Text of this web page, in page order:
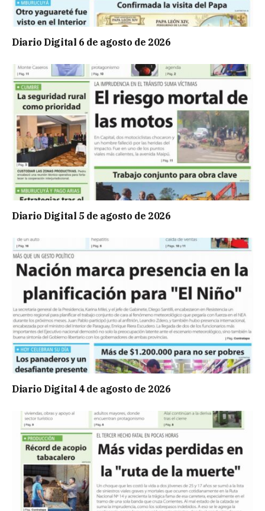
Diario Digital 6 de agosto de 2026
Diario Digital 5 de agosto de 2026
Diario Digital 4 de agosto de 2026